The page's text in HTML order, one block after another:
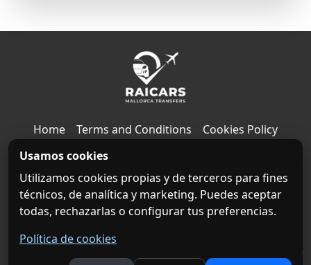
Home Terms and Conditions
Cookies Policy
Privacy Policy
Destinations
Empresa de transporte fiable y de bajo coste. Traslados en taxi privado desde el aeropuerto de
Mallorca | ©
2026. All rights reserved. |
Usamos cookies
Utilizamos cookies propias y de terceros para fines
técnicos, de analítica y marketing. Puedes aceptar
todas, rechazarlas o configurar tus preferencias.
Política de cookies